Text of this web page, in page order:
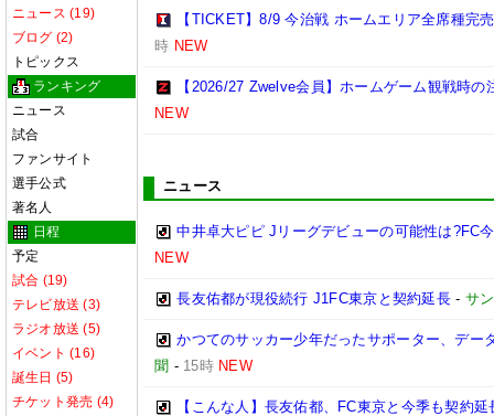
ニュース (19)
ブログ (2)
トピックス
ランキング
ニュース
試合
ファンサイト
選手公式
著名人
日程
予定
試合 (19)
テレビ放送 (3)
ラジオ放送 (5)
イベント (16)
誕生日 (5)
チケット発売 (4)
【TICKET】8/9 今治戦 ホームエリア全席種完
時 NEW
【2026/27 Zwelve会員】ホームゲーム観戦時の
NEW
ニュース
中井卓大ピピ Jリーグデビューの可能性は?FC
NEW
長友佑都が現役続行 J1FC東京と契約延長- サ
かつてのサッカー少年だったサポーター、デー
聞 - 15時 NEW
【こんな人】長友佑都、FC東京と今季も契約